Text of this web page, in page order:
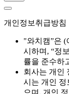
개인정보취급방침
"와치캠”은 (
시하며, “정
률을 준수하
회사는 개인
시는 개인 정